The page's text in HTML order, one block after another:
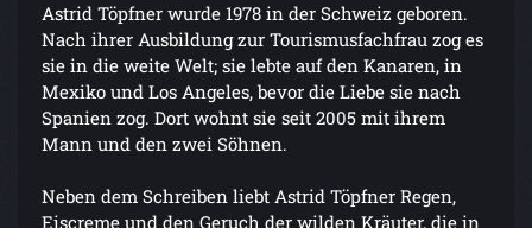
Astrid Töpfner wurde 1978 in der Schweiz geboren.
Nach ihrer Ausbildung zur Tourismusfachfrau zog es
sie in die weite Welt; sie lebte auf den Kanaren, in
Mexiko und Los Angeles, bevor die Liebe sie nach
Spanien zog. Dort wohnt sie seit 2005 mit ihrem
Mann und den zwei Söhnen.
Neben dem Schreiben liebt Astrid Töpfner Regen,
Eiscreme und den Geruch der wilden Kräuter, die in